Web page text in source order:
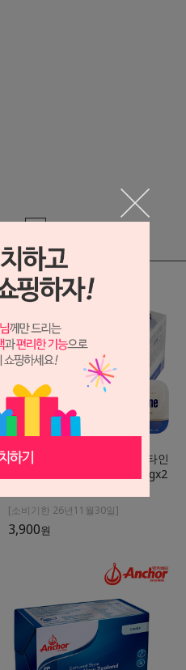
[소비기한 2026.11.30] 발렌타인
스프레더블 가염 포션버터 7gx2
[소비기한 26년11월30일]
3,900원